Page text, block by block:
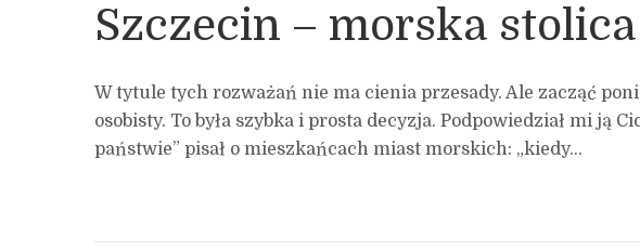
Szczecin – morska
W tytule tych rozważań nie ma cienia przesady. Ale zacząć
osobisty. To była szybka i prosta decyzja. Podpowiedział mi ją
państwie” pisał o mieszkańcach miast morskich: „kiedy...